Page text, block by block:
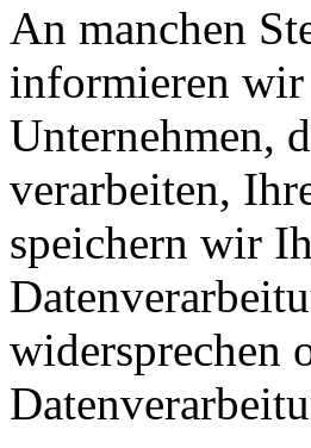
An manchen
informieren wir
Unternehmen,
verarbeiten,
speichern wir
widersprechen